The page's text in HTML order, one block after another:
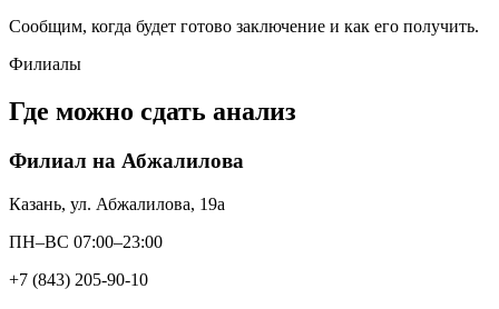
Сообщим, когда будет готово заключение и как его получить.
Филиалы
Где можно сдать анализ
Филиал на Абжалилова
Казань, ул. Абжалилова, 19а
ПН–ВС 07:00–23:00
+7 (843) 205-90-10